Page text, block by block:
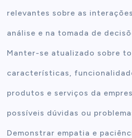
relevantes sobre as
análise e na tomada de
Manter-se atualizado sobre
características,
produtos e serviços da
possíveis dúvidas ou
Demonstrar empatia e